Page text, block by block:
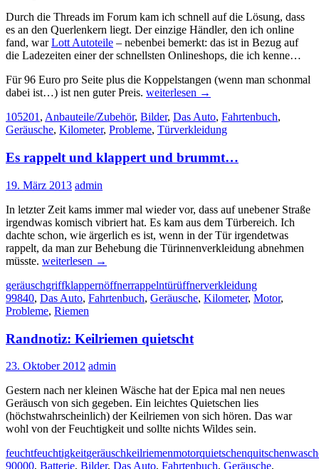
Durch die Threads im Forum kam ich schnell auf die Lösung, dass
es an den Querlenkern liegt. Der einzige Händler, den ich online
fand, warLott Autoteile – nebenbei bemerkt: das ist in Bezug auf
die Ladezeiten einer der schnellsten Onlineshops, die ich kenne…
Für 96 Euro pro Seite plus die Koppelstangen (wenn man schonmal
dabei ist…) ist nen guter Preis. Querlenker
Koppelstangen
weiterlesen →
105201, Anbauteile/Zubehör, Bilder, Das Auto, Fahrtenbuch,
Geräusche, Kilometer, Probleme, Türverkleidung
Es rappelt und klappert und brummt…
19. März 2013 admin
In letzter Zeit kams immer mal wieder vor, dass auf unebener Straße
irgendwas komisch vibriert hat. Es kam aus dem Türbereich. Ich
dachte schon, wie ärgerlich es ist, wenn in der Tür irgendetwas
rappelt, da man zur Behebung die Türinnenverkleidung abnehmen
müsste. Es
und
klappert
und
weiterlesen →
geräuschgriffklappernöffnerrappelntürüffnerverkleidung
99840, Das Auto, Fahrtenbuch, Geräusche, Kilometer, Motor,
Probleme, Riemen
Randnotiz: Keilriemen quietscht
23. Oktober 2012 admin
Gestern nach ner kleinen Wäsche hat der Epica mal nen neues
Geräusch von sich gegeben. Ein leichtes Quietschen lies
(höchstwahrscheinlich) der Keilriemen von sich hören. Das war
wohl von der Feuchtigkeit und sollte nichts Wildes sein.
feuchtfeuchtigkeitgeräuschkeilriemenmotorquietschenquitschen
90000, Batterie, Bilder, Das Auto, Fahrtenbuch, Geräusche,